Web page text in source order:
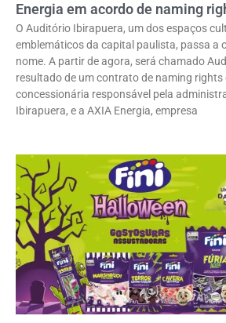
Energia em acordo de naming
O Auditório Ibirapuera, um dos espaços
emblemáticos da capital paulista, passa a
nome. A partir de agora, será chamado
resultado de um contrato de naming rights
concessionária responsável pela
Ibirapuera, e a AXIA Energia, empresa